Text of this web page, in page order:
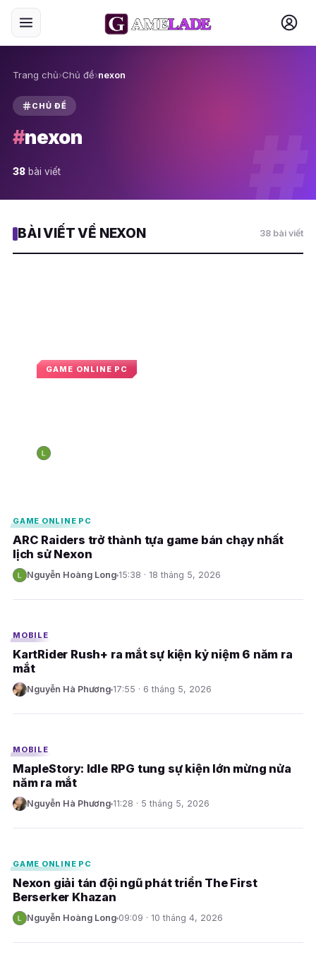
Trang chủ›Chủ đề›nexon
CHỦ ĐỀ
#nexon
38 bài viết #
BÀI VIẾT VỀ NEXON 38 bài viết
GAME ONLINE PC
N
GAME ONLINE PC
ARC Raiders trở thành tựa game bán chạy nhất
lịch sử Nexon
N Nguyễn Hoàng Long 15:38 · 18 tháng 5, 2026
MOBILE
KartRider Rush+ ra mắt sự kiện kỷ niệm 6 năm ra
mắt
N Nguyễn Hà Phương 17:55 · 6 tháng 5, 2026
MOBILE
MapleStory: Idle RPG tung sự kiện lớn mừng nửa
năm ra mắt
N Nguyễn Hà Phương 11:28 · 5 tháng 5, 2026
GAME ONLINE PC
Nexon giải tán đội ngũ phát triển The First
Berserker Khazan
N Nguyễn Hoàng Long 09:09 · 10 tháng 4, 2026